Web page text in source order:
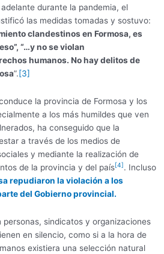
durante la pandemia, el
las medidas tomadas y sostuvo:
clandestinos en Formosa, es
“…y no se violan
humanos. No hay delitos de
”.[3]
la provincia de Formosa y los
a los más humildes que ven
ha conseguido que la
a través de los medios de
y mediante la realización de
de la provincia y del país[4] . Incluso
repudiaron la violación a los
del Gobierno provincial.
sindicatos y organizaciones
en silencio, como si a la hora de
existiera una selección natural